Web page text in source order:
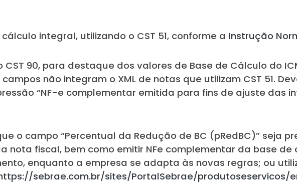
integral, utilizando o CST 51, conforme a Instrução
90, para destaque dos valores de Base de Cálculo do
não integram o XML de notas que utilizam CST 51.
“NF-e complementar emitida para fins de ajuste das
o campo “Percentual da Redução de BC (pRedBC)” seja
nota fiscal, bem como emitir NFe complementar da base de
enquanto a empresa se adapta às novas regras; ou
sebrae.com.br/sites/PortalSebrae/produtoseservicos/